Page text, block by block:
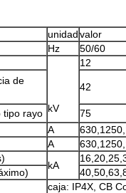
unidadvalor
Hz
50/60
kV
12
de
42
tipo rayo
75
A
A
kA
caja: IP4X, CB